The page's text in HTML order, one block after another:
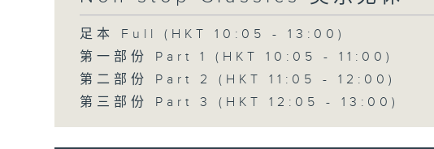
足本 Full (HKT 10:05 - 13:00)
第一部份 Part 1 (HKT 10:05 - 11:00)
第二部份 Part 2 (HKT 11:05 - 12:00)
第三部份 Part 3 (HKT 12:05 - 13:00)